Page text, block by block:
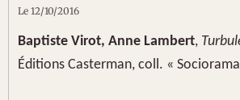
Le 12/10/2016
Baptiste Virot, Anne Lambert,
Éditions Casterman, coll. «